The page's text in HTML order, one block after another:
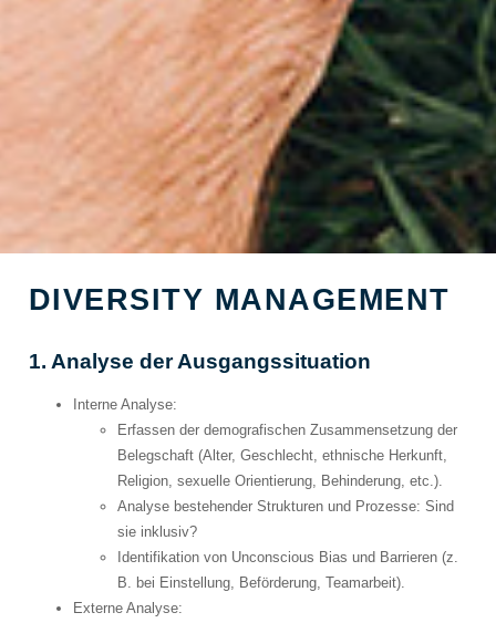
DIVERSITY MANAGEMENT
1. Analyse der Ausgangssituation
Interne Analyse:
Erfassen der demografischen Zusammensetzung der
Belegschaft (Alter, Geschlecht, ethnische Herkunft,
Religion, sexuelle Orientierung, Behinderung, etc.).
Analyse bestehender Strukturen und Prozesse: Sind
sie inklusiv?
Identifikation von Unconscious Bias und Barrieren (z.
B. bei Einstellung, Beförderung, Teamarbeit).
Externe Analyse: